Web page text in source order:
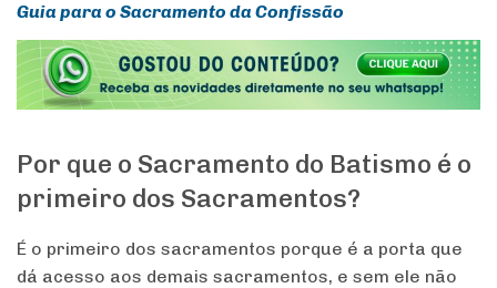
Guia para o Sacramento da Confissão
Por que o Sacramento do Batismo é o
primeiro dos Sacramentos?
É o primeiro dos sacramentos porque é a porta que
dá acesso aos demais sacramentos, e sem ele não